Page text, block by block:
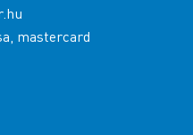
mastercard